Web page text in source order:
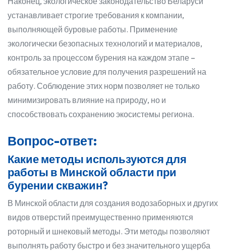
устанавливает строгие требования к компании,
выполняющей буровые работы. Применение
экологически безопасных технологий и материалов,
контроль за процессом бурения на каждом этапе –
обязательное условие для получения разрешений на
работу. Соблюдение этих норм позволяет не только
минимизировать влияние на природу, но и
способствовать сохранению экосистемы региона.
Вопрос-ответ:
Какие методы используются для
работы в Минской области при
бурении скважин?
В Минской области для создания водозаборных и других
видов отверстий преимущественно применяются
роторный и шнековый методы. Эти методы позволяют
выполнять работу быстро и без значительного ущерба